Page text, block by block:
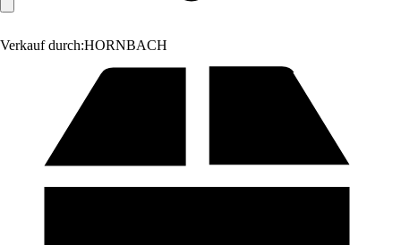
Verkauf durch:HORNBACH